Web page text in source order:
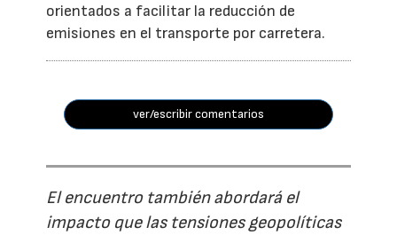
orientados a facilitar la reducción de
emisiones en el transporte por carretera.
ver/escribir comentarios
El encuentro también abordará el
impacto que las tensiones geopolíticas